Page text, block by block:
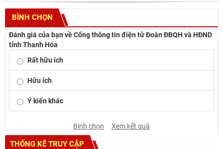
BÌNH CHỌN
Đánh giá của bạn về Cổng thông tin điện tử Đoàn ĐBQH và HĐND
tỉnh Thanh Hóa
Rất hữu ích
Hữu ích
Ý kiến khác
Bình chọn Xem kết quả
THỐNG KÊ TRUY CẬP